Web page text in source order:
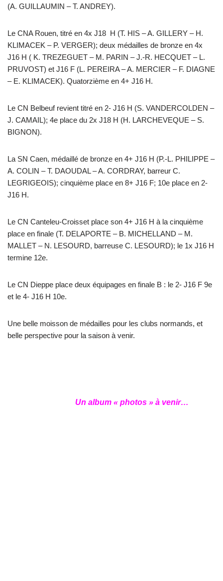
(A. GUILLAUMIN – T. ANDREY).
Le CNA Rouen, titré en 4x J18 H (T. HIS – A. GILLERY – H.
KLIMACEK – P. VERGER); deux médailles de bronze en 4x
J16 H ( K. TREZEGUET – M. PARIN – J.-R. HECQUET – L.
PRUVOST) et J16 F (L. PEREIRA – A. MERCIER – F. DIAGNE
– E. KLIMACEK). Quatorzième en 4+ J16 H.
Le CN Belbeuf revient titré en 2- J16 H (S. VANDERCOLDEN –
J. CAMAIL); 4e place du 2x J18 H (H. LARCHEVEQUE – S.
BIGNON).
La SN Caen, médaillé de bronze en 4+ J16 H (P.-L. PHILIPPE –
A. COLIN – T. DAOUDAL – A. CORDRAY, barreur C.
LEGRIGEOIS); cinquième place en 8+ J16 F; 10e place en 2-
J16 H.
Le CN Canteleu-Croisset place son 4+ J16 H à la cinquième
place en finale (T. DELAPORTE – B. MICHELLAND – M.
MALLET – N. LESOURD, barreuse C. LESOURD); le 1x J16 H
termine 12e.
Le CN Dieppe place deux équipages en finale B : le 2- J16 F 9e
et le 4- J16 H 10e.
Une belle moisson de médailles pour les clubs normands, et
belle perspective pour la saison à venir.
Un album « photos » à venir…